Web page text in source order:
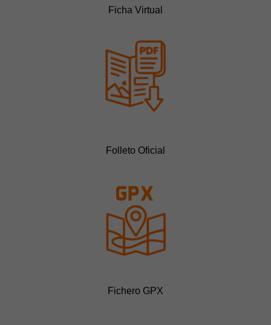
Ficha Virtual
Folleto Oficial
Fichero GPX